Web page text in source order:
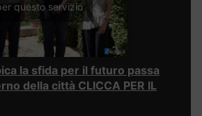
questo servizio
la sfida per il futuro passa
della città CLICCA PER IL